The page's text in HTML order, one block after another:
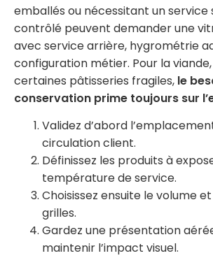
emballés ou nécessitant un
contrôlé peuvent demander une
avec service arrière, hygrométrie
configuration métier. Pour la
certaines pâtisseries fragiles, le
conservation prime toujours sur
Validez d’abord
circulation client.
Définissez les produits à
température de service.
Choisissez ensuite le volume
grilles.
Gardez une présentation
maintenir l’impact visuel.